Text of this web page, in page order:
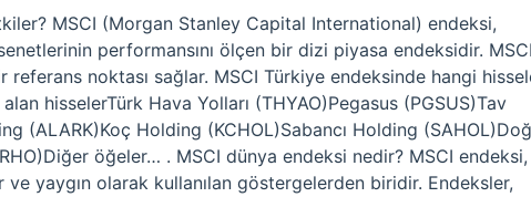
MSCI (Morgan Stanley Capital International) endeksi,
performansını ölçen bir dizi piyasa endeksidir.
referans noktası sağlar. MSCI Türkiye endeksinde hangi
hisselerTürk Hava Yolları (THYAO)Pegasus (PGSUS)Tav
(ALARK)Koç Holding (KCHOL)Sabancı Holding
öğeler… . MSCI dünya endeksi nedir? MSCI endeksi,
ve yaygın olarak kullanılan göstergelerden biridir. Endeksler,